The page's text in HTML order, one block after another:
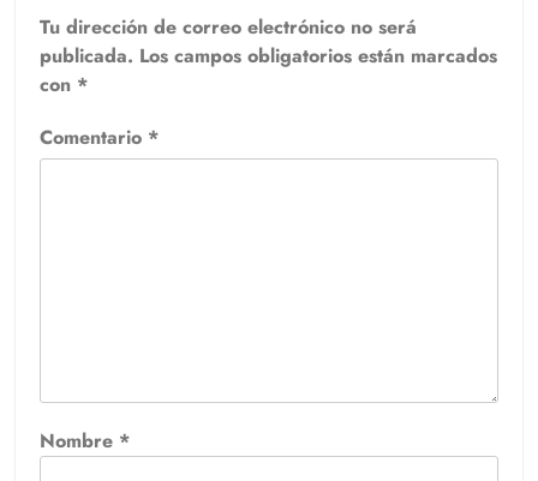
Tu dirección de correo electrónico no será
publicada. Los campos obligatorios están marcados
con *
Comentario *
Nombre *